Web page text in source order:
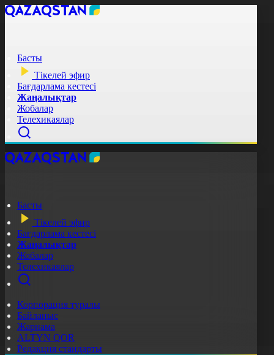
Басты
Тікелей эфир
Бағдарлама кестесі
Жаңалықтар
Жобалар
Телехикаялар
Басты
Тікелей эфир
Бағдарлама кестесі
Жаңалықтар
Жобалар
Телехикаялар
Корпорация туралы
Байланыс
Жарнама
ALTYN QOR
Редакция стандарты